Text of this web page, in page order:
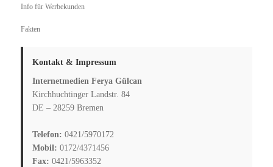
Info für Werbekunden
Fakten
Kontakt & Impressum
Internetmedien Ferya Gülcan
Kirchhuchtinger Landstr. 84
DE – 28259 Bremen
Telefon: 0421/5970172
Mobil: 0172/4371456
Fax: 0421/5963352